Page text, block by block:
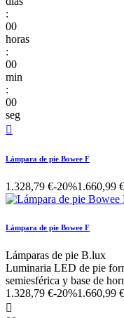
:
00
horas
:
00
min
:
00
seg

Lámpara de pie Bowee F
1.328,79 €-20%1.660,99 €
Lámpara de pie Bowee F
Lámparas de pie B.lux
Luminaria LED de pie
semiesférica y base de
1.328,79 €-20%1.660,99 €
